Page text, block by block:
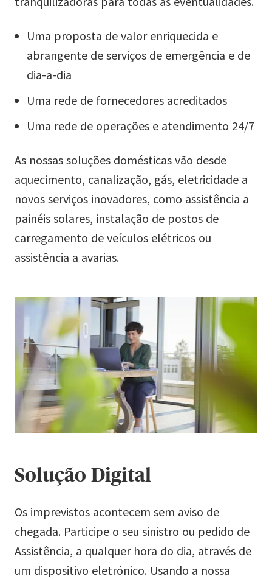
Uma proposta de valor enriquecida e
abrangente de serviços de emergência e de
dia-a-dia
Uma rede de fornecedores acreditados
Uma rede de operações e atendimento 24/7
As nossas soluções domésticas vão desde
aquecimento, canalização, gás, eletricidade a
novos serviços inovadores, como assistência a
painéis solares, instalação de postos de
carregamento de veículos elétricos ou
assistência a avarias.
Solução Digital
Os imprevistos acontecem sem aviso de
chegada. Participe o seu sinistro ou pedido de
Assistência, a qualquer hora do dia, através de
um dispositivo eletrónico. Usando a nossa